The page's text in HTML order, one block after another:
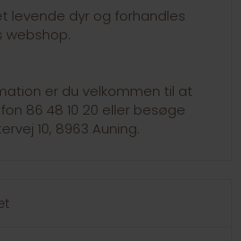
levende dyr og forhandles
webshop.
er du velkommen til at
86 48 10 20 eller besøge
10, 8963 Auning.